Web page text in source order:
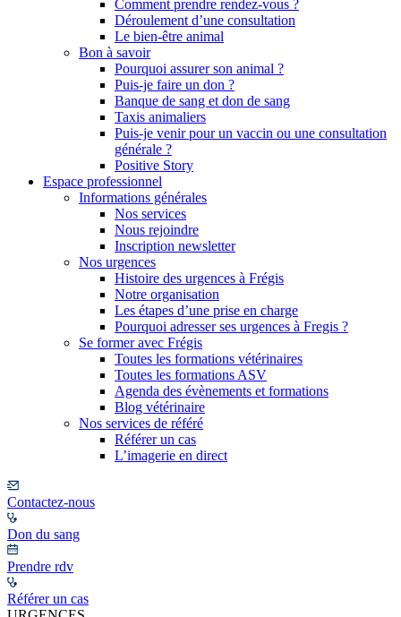
Comment prendre rendez-vous ?
Déroulement d’une consultation
Le bien-être animal
Bon à savoir
Pourquoi assurer son animal ?
Puis-je faire un don ?
Banque de sang et don de sang
Taxis animaliers
Puis-je venir pour un vaccin ou une consultation
générale ?
Positive Story
Espace professionnel
Informations générales
Nos services
Nous rejoindre
Inscription newsletter
Nos urgences
Histoire des urgences à Frégis
Notre organisation
Les étapes d’une prise en charge
Pourquoi adresser ses urgences à Fregis ?
Se former avec Frégis
Toutes les formations vétérinaires
Toutes les formations ASV
Agenda des évènements et formations
Blog vétérinaire
Nos services de référé
Référer un cas
L’imagerie en direct
Contactez-nous
Don du sang
Prendre rdv
Référer un cas